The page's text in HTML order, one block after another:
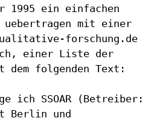
1995 ein einfachen
uebertragen mit einer
forschung.de
einer Liste der
folgenden Text:
ich SSOAR (Betreiber:
Berlin und